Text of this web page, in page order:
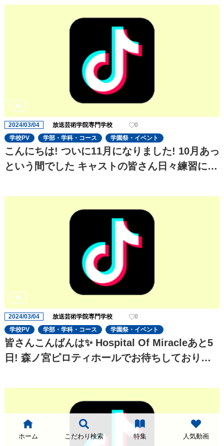
2024/03/04 放送芸術学院専門学校
0
学校PV
学部・学科・コース 学園祭・イベント
こんにちは! ついに11月になりました! 10月あっ
という間でした キャストの皆さん日々練習に一
2024/03/04 放送芸術学院専門学校
0
学校PV
学部・学科・コース 学園祭・イベント
皆さんこんばんは✨ Hospital Of Miracleあと5
日! 森ノ宮ピロティホールでお待ちしておりま
ホーム こだわり検索 特集 人気動画